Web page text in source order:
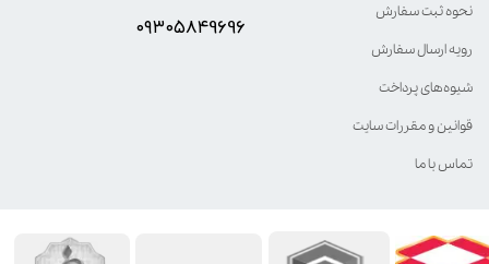
نحوه ثبت سفارش
رویه ارسال سفارش
شیوه‌های پرداخت
قوانین و مقررات سایت
تماس با ما
۰۹۳۰۵8۴9696